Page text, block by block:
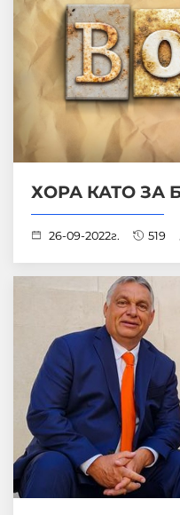
ХОРА КАТО ЗА
26-09-2022г. 519